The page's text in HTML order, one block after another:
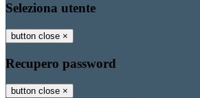
Seleziona utente
button close ×
Recupero password
button close ×